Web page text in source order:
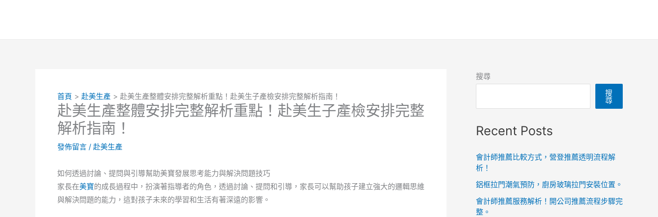
首頁 赴美生產 赴美生產整體安排完整解析重點！赴美生子產檢安排完整解析指南！
赴美生產整體安排完整解析重點！赴美生子產檢安排完整
解析指南！
發佈留言 / 赴美生產
如何透過討論、提問與引導幫助美寶發展思考能力與解決問題技巧
家長在美寶的成長過程中，扮演著指導者的角色，透過討論、提問和引導，家長可以幫助孩子建立強大的邏輯思維
與解決問題的能力，這對孩子未來的學習和生活有著深遠的影響。
搜尋
搜
尋
Recent Posts
會計師推薦比較方式，營登推薦透明流程解
析！
鋁框拉門潮氣預防，廚房玻璃拉門安裝位置。
會計師推薦服務解析！開公司推薦流程步驟完
整。